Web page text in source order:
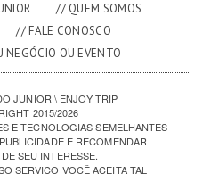
// QUEM SOMOS
// FALE CONOSCO
NEGÓCIO OU EVENTO
JUNIOR \ ENJOY TRIP
2015/2026
E TECNOLOGIAS SEMELHANTES
E RECOMENDAR
SEU INTERESSE.
SERVIÇO VOCÊ ACEITA TAL